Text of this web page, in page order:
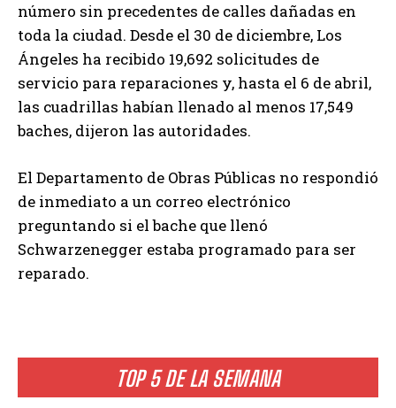
TOP 5 DE LA SEMANA
número sin precedentes de calles dañadas en
toda la ciudad. Desde el 30 de diciembre, Los
Ángeles ha recibido 19,692 solicitudes de
servicio para reparaciones y, hasta el 6 de abril,
las cuadrillas habían llenado al menos 17,549
baches, dijeron las autoridades.
El Departamento de Obras Públicas no respondió
de inmediato a un correo electrónico
preguntando si el bache que llenó
Schwarzenegger estaba programado para ser
reparado.